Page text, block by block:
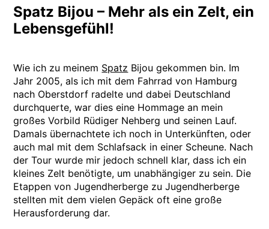
Spatz Bijou – Mehr als ein Zelt, ein
Lebensgefühl!
Wie ich zu meinem Spatz Bijou gekommen bin. Im
Jahr 2005, als ich mit dem Fahrrad von Hamburg
nach Oberstdorf radelte und dabei Deutschland
durchquerte, war dies eine Hommage an mein
großes Vorbild Rüdiger Nehberg und seinen Lauf.
Damals übernachtete ich noch in Unterkünften, oder
auch mal mit dem Schlafsack in einer Scheune. Nach
der Tour wurde mir jedoch schnell klar, dass ich ein
kleines Zelt benötigte, um unabhängiger zu sein. Die
Etappen von Jugendherberge zu Jugendherberge
stellten mit dem vielen Gepäck oft eine große
Herausforderung dar.